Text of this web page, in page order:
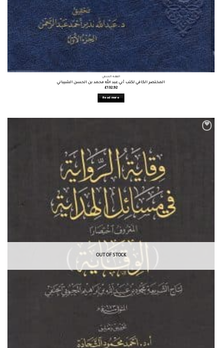
الفقه الحنفي
المختصر الكافي لكتب أبي عبد الله محمد بن الحسن الشيباني
£132.92
Read more
OUT OF STOCK